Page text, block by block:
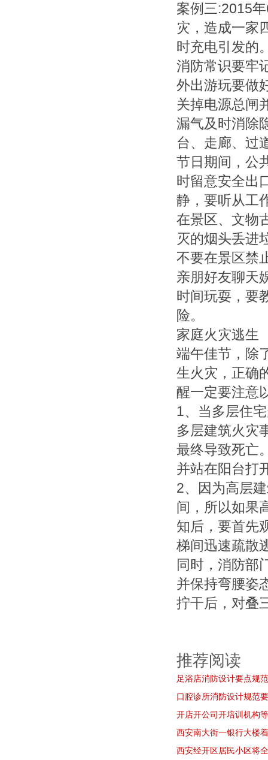
案例三:2015
灾，造成一家
时充电引发的
消防常识要牢
外出游玩要做
关掉电源总闸
漏气及时消除
台、走廊、过
节日期间，公
时留意安全出
静，要听从工
在景区、文物
灭的烟头丢进
不要在景区禁
亲朋好友聊天
时间玩耍，要
险。
家庭火灾逃生
端午佳节，除
生火灾，正确
醒一定要注意
1、当多层住
多层建筑火灾
最终导致死亡
并站在阳台打
2、因为高层
间，所以如果
知后，要首先
梯间迅速疏散
同时，消防部
并保持弯腰姿
拧干后，对叠
推荐阅读
足浴店消防设计要点规
口腔诊所消防设计规范
开店开公司开培训机构
西安南大街一银行大楼
西安经开区居民小区将